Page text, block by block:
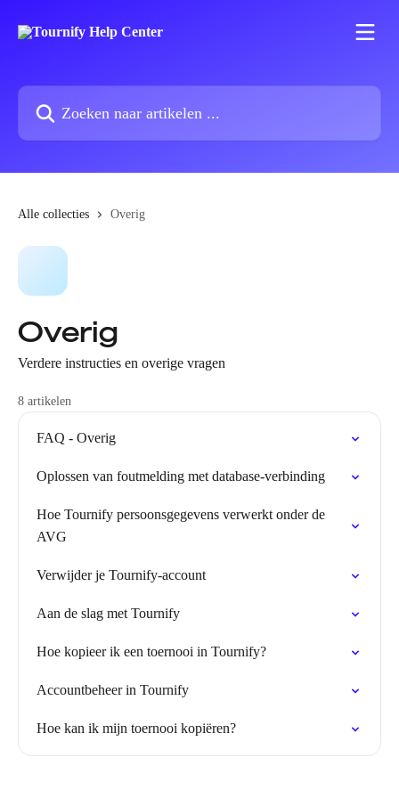
Zoeken naar artikelen ...
Alle collecties Overig
Overig
Verdere instructies en overige vragen
8 artikelen
FAQ - Overig
Oplossen van foutmelding met database-verbinding
Hoe Tournify persoonsgegevens verwerkt onder de
AVG
Verwijder je Tournify-account
Aan de slag met Tournify
Hoe kopieer ik een toernooi in Tournify?
Accountbeheer in Tournify
Hoe kan ik mijn toernooi kopiëren?